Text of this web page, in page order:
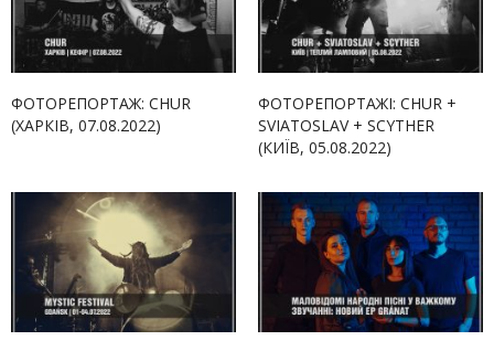
ФОТОРЕПОРТАЖ: CHUR
(ХАРКІВ, 07.08.2022)
ФОТОРЕПОРТАЖІ: CHUR +
SVIATOSLAV + SCYTHER
(КИЇВ, 05.08.2022)